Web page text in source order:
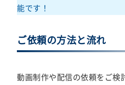
能です！
ご依頼の方法と流れ
動画制作や配信の依頼をご検